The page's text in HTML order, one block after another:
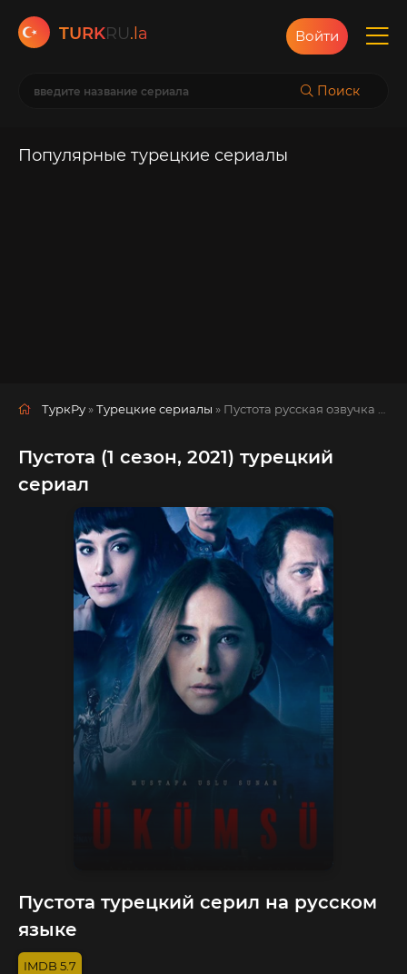
TURKRU.la
Поиск
Войти
Популярные турецкие сериалы
ТуркРу »Турецкие сериалы » Пустота русская озвучка смотреть полностью онлайн!
Пустота (1 сезон, 2021) турецкий
сериал
Пустота турецкий серил на русском
языке
5.7